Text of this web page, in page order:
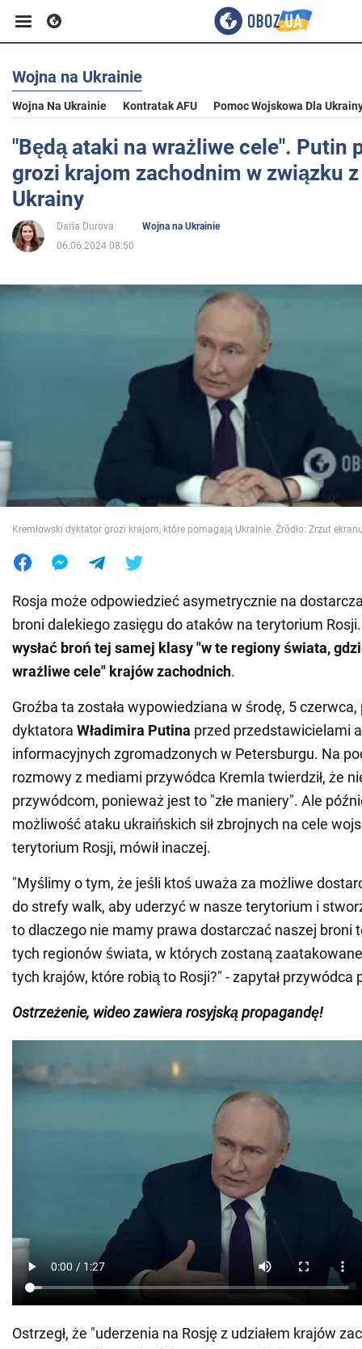
Biznes
Sport
Rozrywka
Życie
Polityka
Wojna na Ukrainie
Jedzenie
Wojna na Ukrainie
Wojna Na Ukrainie Kontratak AFU Pomoc Wojskowa Dla
"Będą ataki na wrażliwe cele". Putin
grozi krajom zachodnim w związku
Ukrainy
Daria Durova
Wojna na Ukrainie
06.06.2024 08:50
Kremlowski dyktator grozi krajom, które pomagają Ukrainie. Źródło: Zrzut
Rosja może odpowiedzieć asymetrycznie na
broni dalekiego zasięgu do ataków na terytorium
wysłać broń tej samej klasy "w te regiony świata,
wrażliwe cele" krajów zachodnich.
Groźba ta została wypowiedziana w środę, 5
dyktatora Władimira Putina przed przedstawicielami
informacyjnych zgromadzonych w Petersburgu. Na
rozmowy z mediami przywódca Kremla twierdził, że
przywódcom, ponieważ jest to "złe maniery". Ale
możliwość ataku ukraińskich sił zbrojnych na cele
terytorium Rosji, mówił inaczej.
"Myślimy o tym, że jeśli ktoś uważa za możliwe
do strefy walk, aby uderzyć w nasze terytorium i
to dlaczego nie mamy prawa dostarczać naszej broni
tych regionów świata, w których zostaną
tych krajów, które robią to Rosji?" - zapytał przywódca
Ostrzeżenie, wideo zawiera rosyjską propagandę!
Ostrzegł, że "uderzenia na Rosję z udziałem krajów